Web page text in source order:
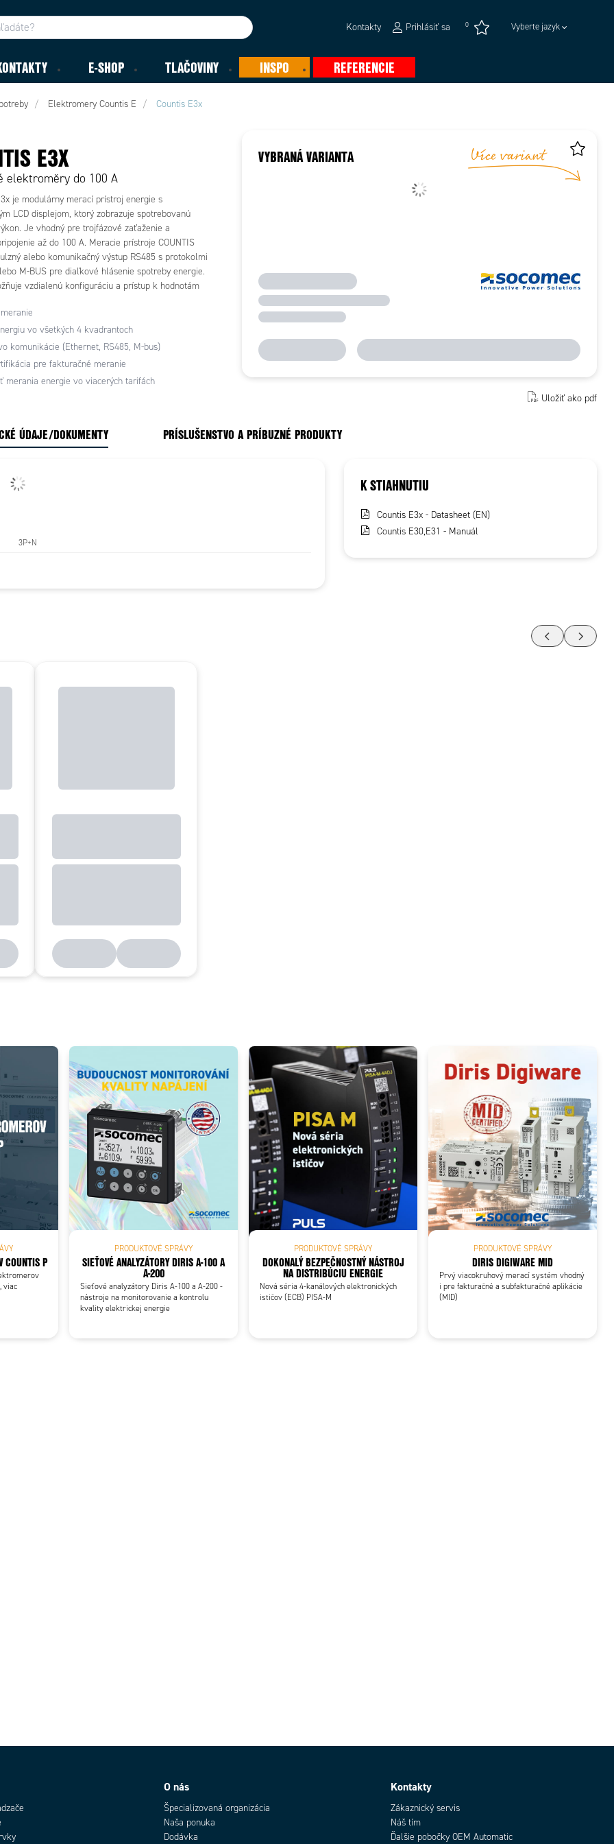
Kontakty Prihlásiť sa 0 Vyberte jazyk
E-SHOP TLAČOVINY INSPO REFERENCIE
Elektromery Countis E Countis E3x
E3X
elektroměry do 100 A
je modulárny merací prístroj energie s
LCD displejom, ktorý zobrazuje spotrebovanú
Je vhodný pre trojfázové zaťaženie a
až do 100 A. Meracie prístroje COUNTIS
alebo komunikačný výstup RS485 s protokolmi
M-BUS pre diaľkové hlásenie spotreby energie.
vzdialenú konfiguráciu a prístup k hodnotám
vodiča a detekuje chyby zapojenia, čo
a znižuje náklady.
vo všetkých 4 kvadrantoch
komunikácie (Ethernet, RS485, M-bus)
pre fakturačné meranie
merania energie vo viacerých tarifách
VYBRANÁ VARIANTA
Uložiť ako pdf
ÚDAJE/DOKUMENTY PRÍSLUŠENSTVO A PRÍBUZNÉ PRODUKTY
3P+N
K STIAHNUTIU
Countis E3x - Datasheet (EN)
Countis E30,E31 - Manuál
to existing cart row Add as new cart row
COUNTIS P
viac
PRODUKTOVÉ SPRÁVY
SIEŤOVÉ ANALYZÁTORY DIRIS A-100 A
A-200
Sieťové analyzátory Diris A-100 a A-200 -
nástroje na monitorovanie a kontrolu
kvality elektrickej energie
PRODUKTOVÉ SPRÁVY
DOKONALÝ BEZPEČNOSTNÝ NÁSTROJ
NA DISTRIBÚCIU ENERGIE
Nová séria 4-kanálových elektronických
ističov (ECB) PISA-M
PRODUKTOVÉ SPRÁVY
DIRIS DIGIWARE MID
Prvý viacokruhový merací systém vhodný
i pre fakturačné a subfakturačné aplikácie
(MID)
O nás
Špecializovaná organizácia
Naša ponuka
Dodávka
Kontakty
Zákaznický servis
Náš tím
Ďalšie pobočky OEM Automatic